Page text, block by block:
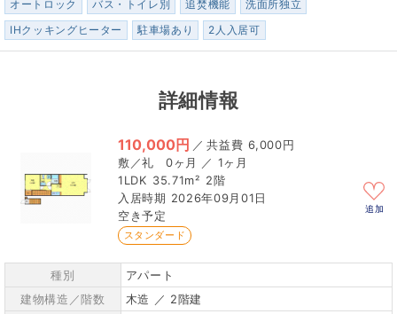
オートロック バス・トイレ別 追焚機能
洗面所独立
IHクッキングヒーター
駐車場あり 2人入居可
詳細情報
110,000円 ／
6,000円
0ヶ月 ／ 1ヶ月
1LDK 35.71m² 2階
2026年09月01日
空き予定
スタンダード
追加
種別
アパート
建物構造／階数
木造 ／ 2階建